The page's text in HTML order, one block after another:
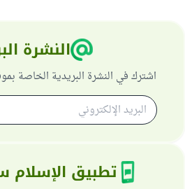
النشرة
اشترك في النشرة البريدية الخاصة
تطبيق